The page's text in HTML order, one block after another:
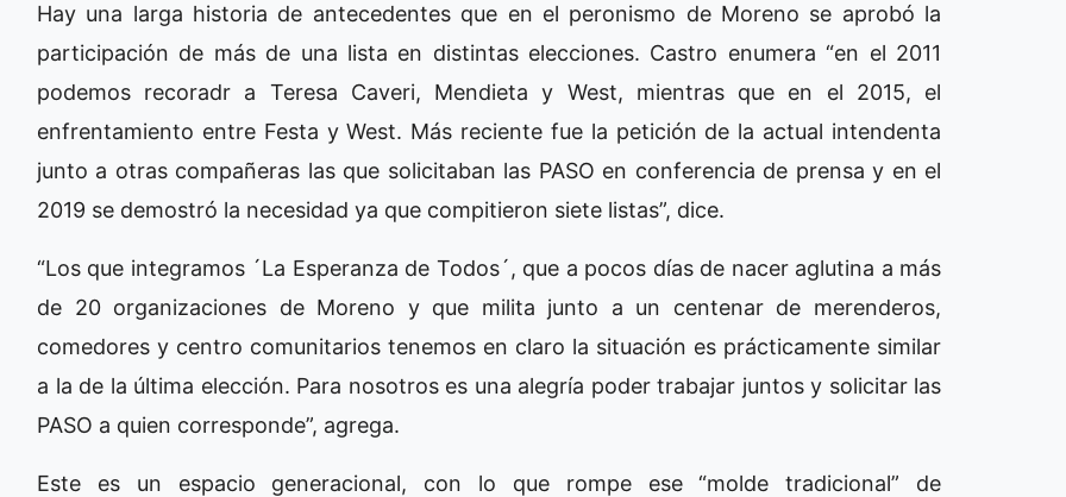
Hay una larga historia de antecedentes que en el peronismo de Moreno se aprobó la
participación de más de una lista en distintas elecciones. Castro enumera “en el 2011
podemos recoradr a Teresa Caveri, Mendieta y West, mientras que en el 2015, el
enfrentamiento entre Festa y West. Más reciente fue la petición de la actual intendenta
junto a otras compañeras las que solicitaban las PASO en conferencia de prensa y en el
2019 se demostró la necesidad ya que compitieron siete listas”, dice.
“Los que integramos ´La Esperanza de Todos´, que a pocos días de nacer aglutina a más
de 20 organizaciones de Moreno y que milita junto a un centenar de merenderos,
comedores y centro comunitarios tenemos en claro la situación es prácticamente similar
a la de la última elección. Para nosotros es una alegría poder trabajar juntos y solicitar las
PASO a quien corresponde”, agrega.
Este es un espacio generacional, con lo que rompe ese “molde tradicional” de